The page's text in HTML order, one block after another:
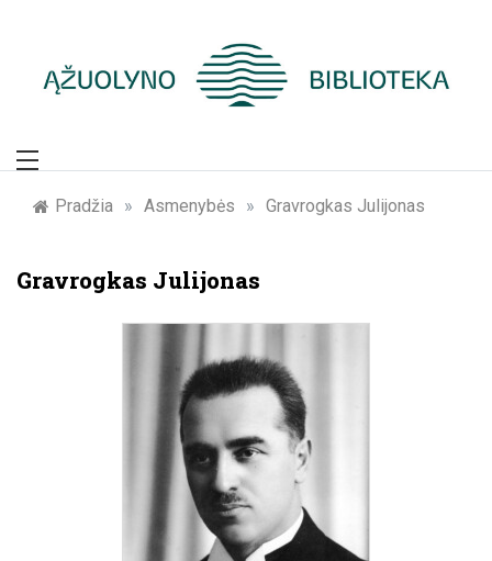
Žymūs Kauno
žmonės: atminimo
įamžinimas
Pradžia » Asmenybės » Gravrogkas Julijonas
Gravrogkas Julijonas